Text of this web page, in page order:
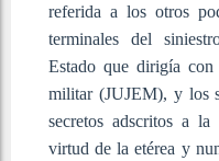
referida a los otros
terminales del
Estado que dirigía
militar (JUJEM), y los
secretos adscritos a
virtud de la etérea y